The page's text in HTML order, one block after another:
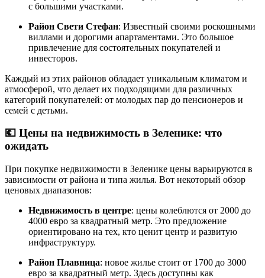
с большими участками.
Район Свети Стефан: Известный своими роскошными
виллами и дорогими апартаментами. Это большое
привлечение для состоятельных покупателей и
инвесторов.
Каждый из этих районов обладает уникальным климатом и
атмосферой, что делает их подходящими для различных
категорий покупателей: от молодых пар до пенсионеров и
семей с детьми.
💶 Цены на недвижимость в Зеленике: что
ожидать
При покупке недвижимости в Зеленике цены варьируются в
зависимости от района и типа жилья. Вот некоторый обзор
ценовых диапазонов:
Недвижимость в центре: цены колеблются от 2000 до
4000 евро за квадратный метр. Это предложение
ориентировано на тех, кто ценит центр и развитую
инфраструктуру.
Район Плавница: новое жилье стоит от 1700 до 3000
евро за квадратный метр. Здесь доступны как